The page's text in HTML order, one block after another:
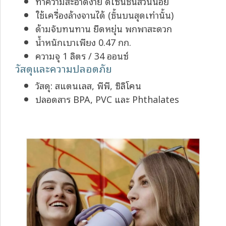
ใช้เครื่องล้างจานได้ (ชั้นบนสุดเท่านั้น)
ด้ามจับทนทาน ยืดหยุ่น พกพาสะดวก
น้ำหนักเบาเพียง 0.47 กก.
ความจุ 1 ลิตร / 34 ออนซ์
วัสดุและความปลอดภัย
วัสดุ: สแตนเลส, พีพี, ซิลิโคน
ปลอดสาร BPA, PVC และ Phthalates